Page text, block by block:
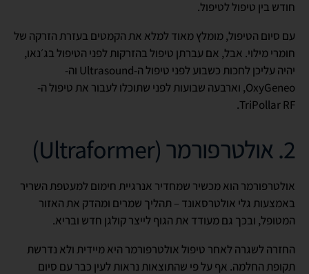
חודש בין טיפול לטיפול.
עם סיום הטיפול, מומלץ מאוד למלא את הקמטים בעזרת הזרקה של
חומרי מילוי. אבל, אם עברתן טיפול בהזרקות לפני הטיפול בג׳נאו,
יהיה עליכן לחכות כשבוע לפני טיפול ה-Ultrasound וה-
OxyGeneo, וארבעה שבועות לפני שתוכלו לעבור את טיפול ה-
TriPollar RF.
2. אולטרפורמר (Ultraformer)
אולטרפורמר הוא מכשיר שמחדיר אנרגיית חימום למעטפת השריר
באמצעות גלי אולטרסאונד – תהליך שמרים ומהדק את האזור
המטופל, ובכך גם מעודד את הגוף לייצר קולגן חדש ובריא.
החזרה לשגרה לאחר טיפול אולטרפורמר היא מיידית ולא נדרשת
תקופת החלמה. אף על פי שהתוצאות נראות לעין כבר עם סיום